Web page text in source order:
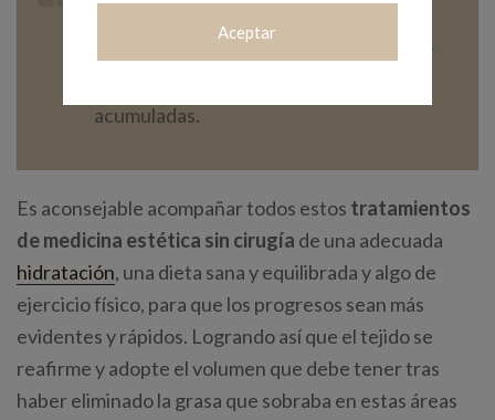
para contribuir a un mejor
acumuladas.
Es aconsejable acompañar todos estos tratamientos
de medicina estética sin cirugía de una adecuada
hidratación, una dieta sana y equilibrada y algo de
ejercicio físico, para que los progresos sean más
evidentes y rápidos. Logrando así que el tejido se
reafirme y adopte el volumen que debe tener tras
haber eliminado la grasa que sobraba en estas áreas
Aceptar